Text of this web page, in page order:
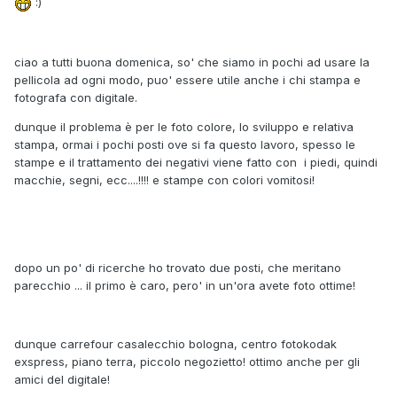
ciao a tutti buona domenica, so' che siamo in pochi ad usare la
pellicola ad ogni modo, puo' essere utile anche i chi stampa e
fotografa con digitale.
dunque il problema è per le foto colore, lo sviluppo e relativa
stampa, ormai i pochi posti ove si fa questo lavoro, spesso le
stampe e il trattamento dei negativi viene fatto con i piedi, quindi
macchie, segni, ecc....!!!! e stampe con colori vomitosi!
dopo un po' di ricerche ho trovato due posti, che meritano
parecchio ... il primo è caro, pero' in un'ora avete foto ottime!
dunque carrefour casalecchio bologna, centro fotokodak
exspress, piano terra, piccolo negozietto! ottimo anche per gli
amici del digitale!